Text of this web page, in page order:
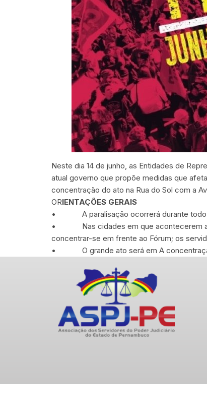
Neste dia 14 de junho, as Entidades de
atual governo que propõe medidas que
concentração do ato na Rua do Sol com a
ORIENTAÇÕES GERAIS
• A paralisação ocorrerá durante todo o
• Nas cidades em que acontecerem atos
concentrar-se em frente ao Fórum; os
• O grande ato será em A concentração